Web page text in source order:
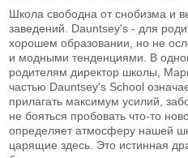
Школа свободна от снобизма и
заведений. Dauntsey's - для
хорошем образовании, но не
и модными тенденциями. В
родителям директор школы,
частью Dauntsey's School
прилагать максимум усилий,
не бояться пробовать что-то
определяет атмосферу нашей
царящие здесь. Это истинная